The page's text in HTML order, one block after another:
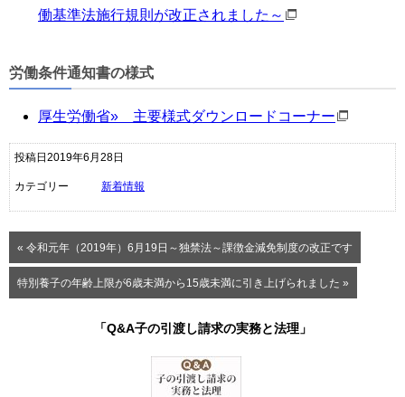
働基準法施行規則が改正されました～
労働条件通知書の様式
厚生労働省» 主要様式ダウンロードコーナー
投稿日2019年6月28日
カテゴリー 新着情報
« 令和元年（2019年）6月19日～独禁法～課徴金減免制度の改正です
特別養子の年齢上限が6歳未満から15歳未満に引き上げられました »
「Q&A子の引渡し請求の実務と法理」